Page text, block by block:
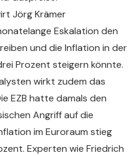
Jörg Krämer
Eskalation den
und die Inflation in der
Prozent steigern könnte.
wirkt zudem das
EZB hatte damals den
Angriff auf die
im Euroraum stieg
Experten wie Friedrich